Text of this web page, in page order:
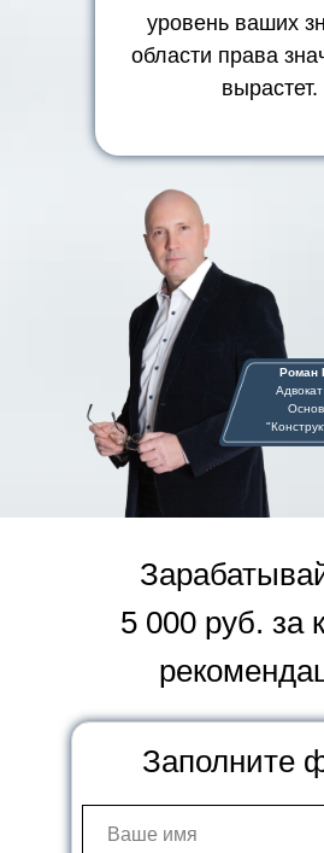
уровень ваших
области права
вырастет.
Роман
5 000 руб. за
Заполните